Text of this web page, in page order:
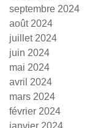
septembre 2024
août 2024
juillet 2024
juin 2024
mai 2024
avril 2024
mars 2024
février 2024
janvier 2024